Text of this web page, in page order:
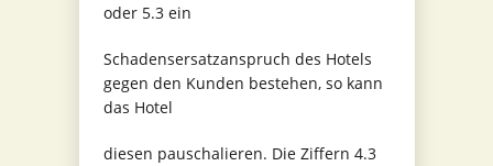
oder 5.3 ein
Schadensersatzanspruch des Hotels
gegen den Kunden bestehen, so kann
das Hotel
diesen pauschalieren. Die Ziffern 4.3